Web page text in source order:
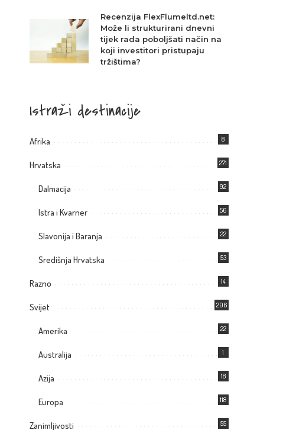
Recenzija FlexFlumeltd.net:
Može li strukturirani dnevni
tijek rada poboljšati način na
koji investitori pristupaju
tržištima?
Istraži destinacije
Afrika 8
Hrvatska 271
Dalmacija 92
Istra i Kvarner 56
Slavonija i Baranja 22
Središnja Hrvatska 53
Razno 14
Svijet 206
Amerika 22
Australija 1
Azija 18
Europa 118
Zanimljivosti 55